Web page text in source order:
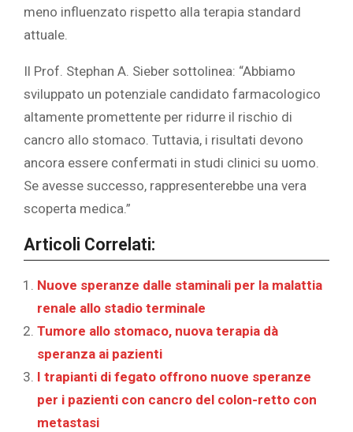
meno influenzato rispetto alla terapia standard
attuale.
Il Prof. Stephan A. Sieber sottolinea: “Abbiamo
sviluppato un potenziale candidato farmacologico
altamente promettente per ridurre il rischio di
cancro allo stomaco. Tuttavia, i risultati devono
ancora essere confermati in studi clinici su uomo.
Se avesse successo, rappresenterebbe una vera
scoperta medica.”
Articoli Correlati:
Nuove speranze dalle staminali per la malattia
renale allo stadio terminale
Tumore allo stomaco, nuova terapia dà
speranza ai pazienti
I trapianti di fegato offrono nuove speranze
per i pazienti con cancro del colon-retto con
metastasi